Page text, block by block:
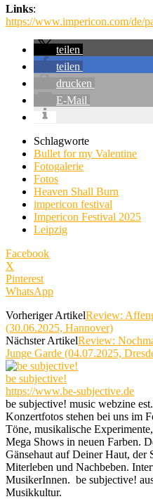
Links:
https://www.impericon.com/de/
teilen
teilen
drucken
E-Mail
Schlagworte
Bullet for my Valentine
Fotogalerie
Fotos
Heaven Shall Burn
impericon festival
Impericon Festival 2025
Leipzig
Facebook
X
Pinterest
WhatsApp
Vorheriger ArtikelReview:
(30.06.2025, Hannover)
Nächster ArtikelReview:
Junge Garde (04.07.2025,
be subjective!
https://www.be-subjective.de
be subjective! music webzine
Konzertfotos stehen bei uns im
Töne, musikalische
Mega Shows in neuen Farben.
Gänsehaut auf Deiner Haut, der
Miterleben und Nachbeben.
MusikerInnen. be subjective!
Musikkultur.